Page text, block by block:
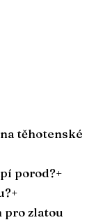
těhotenské
porod?+
+
zlatou